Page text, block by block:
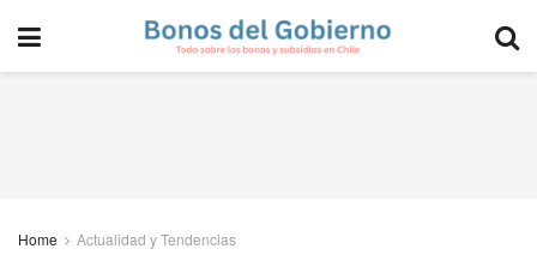
Home Actualidad y Tendencias